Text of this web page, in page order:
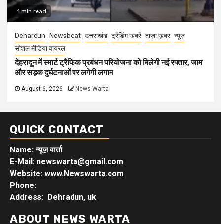
1 min read
Dehardun Newsbeat उत्तराखंड ट्रेंडिंग खबरें ताज़ा ख़बर न्यूज़
सोशल मीडिया वायरल
देहरादून में स्मार्ट ट्रैफिक प्रबंधन परियोजना को मिलेगी नई रफ्तार, जाम
और सड़क दुर्घटनाओं पर लगेगी लगाम
August 6, 2026 News Warta
QUICK CONTACT
Name: न्यूज़ वार्ता
E-Mail: newswarta@gmail.com
Website: www.Newswarta.com
Phone:
Address: Dehradun, uk
ABOUT NEWS WARTA